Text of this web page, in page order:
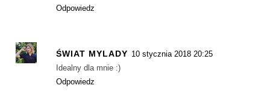
Odpowiedz
ŚWIAT MYLADY 10 stycznia 2018 20:25
Idealny dla mnie :)
Odpowiedz